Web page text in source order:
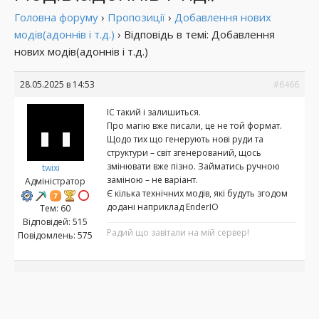
Головна форуму › Пропозиції › Добавлення нових
модів(адоннів і т.д.) › Відповідь в темі: Добавлення
нових модів(адоннів і т.д.)
28.05.2025 в 14:53 #6466
twixi
Адміністратор
Тем: 60
Відповідей: 515
Повідомлень: 575
IC такий і залишиться.
Про магію вже писали, це не той формат.
Щодо тих що генерують нові руди та
структури – світ згенерований, щось
змінювати вже пізно. Займатись ручною
заміною – не варіант.
Є кілька технічних модів, які будуть згодом
додані наприклад EnderIO
Радий що завітали на мій сервер!